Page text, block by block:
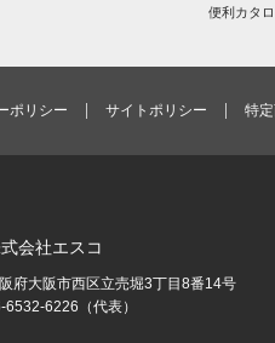
便利カタ
ポリシー サイトポリシー 特
会社エスコ
府大阪市西区立売堀3丁目8番14号
6532-6226（代表）